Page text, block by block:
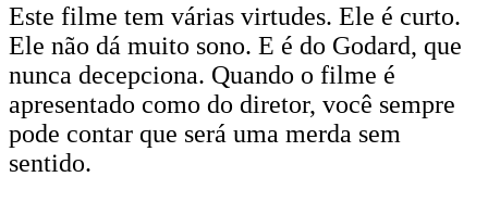
Este filme tem várias virtudes. Ele é curto.
Ele não dá muito sono. E é do Godard, que
nunca decepciona. Quando o filme é
apresentado como do diretor, você sempre
pode contar que será uma merda sem
sentido.